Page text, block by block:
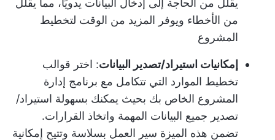
يقلل من الحاجة إلى إدخال البيانات يدويًا، مما يقلل
من الأخطاء ويوفر المزيد من الوقت لتخطيط
المشروع
إمكانيات استيراد/تصدير البيانات: اختر قوالب
تخطيط الموارد التي تتكامل مع برنامج إدارة
المشروع الخاص بك بحيث يمكنك بسهولة استيراد/
تصدير جميع البيانات المهمة واتخاذ القرارات.
تضمن هذه الميزة سير العمل بسلاسة وتتيح إمكانية